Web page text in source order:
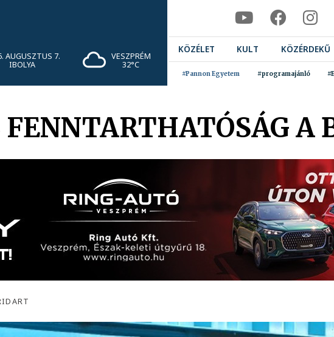
AUGUSZTUS 7.
IBOLYA
VESZPRÉM
32°C
KÖZÉLET KULT KÖZÉRDEKŰ
#Pannon Egyetem #programajánló
FENNTARTHATÓSÁG A